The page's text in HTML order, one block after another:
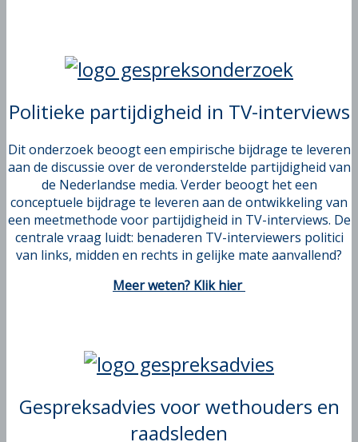
Politieke partijdigheid in TV-interviews
Dit onderzoek beoogt een empirische bijdrage te leveren
aan de discussie over de veronderstelde partijdigheid van
de Nederlandse media. Verder beoogt het een
conceptuele bijdrage te leveren aan de ontwikkeling van
een meetmethode voor partijdigheid in TV-interviews. De
centrale vraag luidt: benaderen TV-interviewers politici
van links, midden en rechts in gelijke mate aanvallend?
Meer weten? Klik hier
Gespreksadvies voor wethouders en
raadsleden